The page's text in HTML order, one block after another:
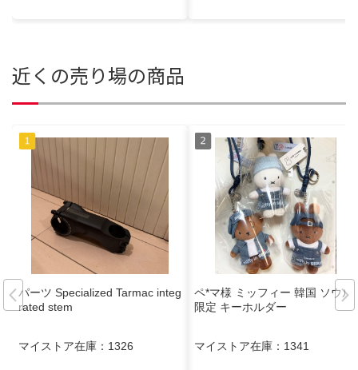
近くの売り場の商品
パーツ Specialized Tarmac integ
rated stem
マイストア在庫： 1326
ペ*マ様 ミッフィー 韓国 ソウル
限定 キーホルダー
マイストア在庫： 1341